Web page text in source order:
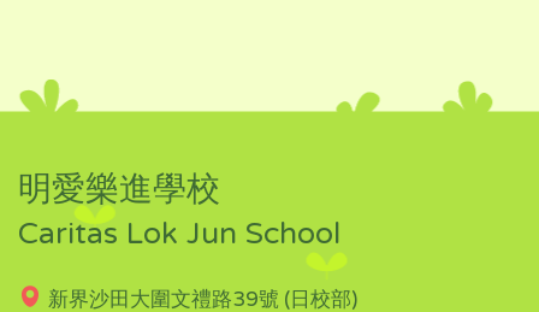
明愛樂進學校
Caritas Lok Jun School
新界沙田大圍文禮路39號 (日校部)